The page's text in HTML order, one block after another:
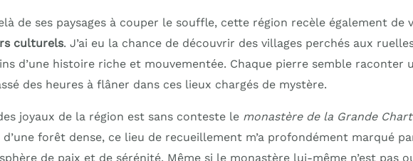
de ses paysages à couper le souffle, cette région recèle également de
culturels. J’ai eu la chance de découvrir des villages perchés aux
d’une histoire riche et mouvementée. Chaque pierre semble raconter
des heures à flâner dans ces lieux chargés de mystère.
joyaux de la région est sans conteste le monastère de la Grande
forêt dense, ce lieu de recueillement m’a profondément marqué
de paix et de sérénité. Même si le monastère lui-même n’est pas